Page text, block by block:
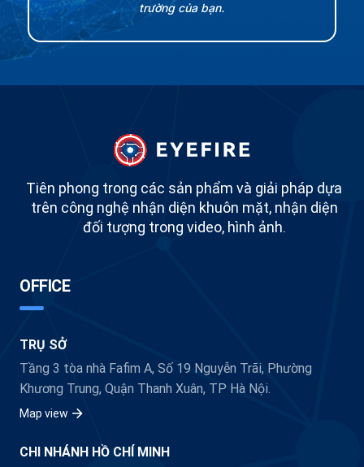
trường của bạn.
Tiên phong trong các sản phẩm và giải pháp dựa
trên công nghệ nhận diện khuôn mặt, nhận diện
đối tượng trong video, hình ảnh.
OFFICE
TRỤ SỞ
Tầng 3 tòa nhà Fafim A, Số 19 Nguyễn Trãi, Phường
Khương Trung, Quận Thanh Xuân, TP Hà Nội.
Map view
CHI NHÁNH HỒ CHÍ MINH